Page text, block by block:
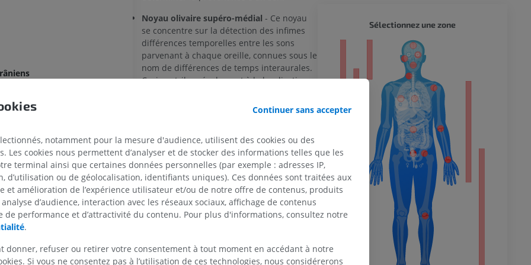
pont
pont
grise du tegmentum du pont
orale du noyau spinal du nerf trijumeau
Noyau olivaire supéro-médial - Ce noyau
se concentre sur la détection des infimes
différences temporelles entre les sons
parvenant à chaque oreille, connues sous le
nom de différences de temps interaurales.
Ceci contribue également à la localisation
- Ces noyaux
de la cochlée, qui fait partie de l'oreille
interne.
Ensemble, les noyaux du corps trapézoïde et
le complexe nucléaire olivaire supérieur
travaillent à traiter la direction et la qualité
des sons, nous aidant à déterminer leur
La traduction est incorrecte ?
PREMIUM
IRM du poignet
IRM
PREMIUM
IRM du coude
PREMIUM
MEMBRE INFÉRIEUR
Membre inférieur
Illustrations
PREMIUM
Radiographies du membre
GRATUIT
IRM du membre inférieur
IRM
PREMIUM
Sélectionnez une zone
Continuer sans accepter
notamment pour la mesure d'audience, utilisent des cookies ou des
Les cookies nous permettent d’analyser et de stocker des informations telles que les
terminal ainsi que certaines données personnelles (par exemple : adresses IP,
d’utilisation ou de géolocalisation, identifiants uniques). Ces données sont traitées aux
et amélioration de l’expérience utilisateur et/ou de notre offre de contenus, produits
d’audience, interaction avec les réseaux sociaux, affichage de contenus
de performance et d’attractivité du contenu. Pour plus d'informations, consultez notre
.
donner, refuser ou retirer votre consentement à tout moment en accédant à notre
Si vous ne consentez pas à l’utilisation de ces technologies, nous considérerons